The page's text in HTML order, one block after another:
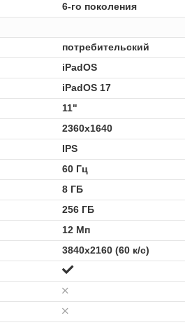
6-го поколения
потребительский
iPadOS
iPadOS 17
11"
2360x1640
IPS
60 Гц
8 ГБ
256 ГБ
12 Мп
3840x2160 (60 к/с)